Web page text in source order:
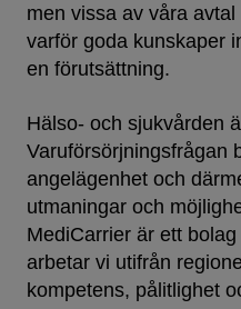
men vissa av våra
varför goda kunskaper
en förutsättning.
Hälso- och sjukvården
Varuförsörjningsfrågan
angelägenhet och
utmaningar och
MediCarrier är ett
arbetar vi utifrån
kompetens, pålitlighet